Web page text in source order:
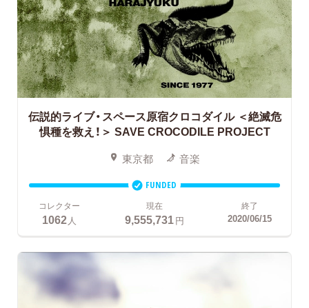
伝説的ライブ・スペース原宿クロコダイル ＜絶滅危
惧種を救え！＞ SAVE CROCODILE PROJECT
東京都 音楽
FUNDED
コレクター
1062 人
現在
9,555,731円
終了
2020/06/15